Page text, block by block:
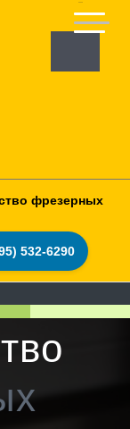
фрезерных
532-6290